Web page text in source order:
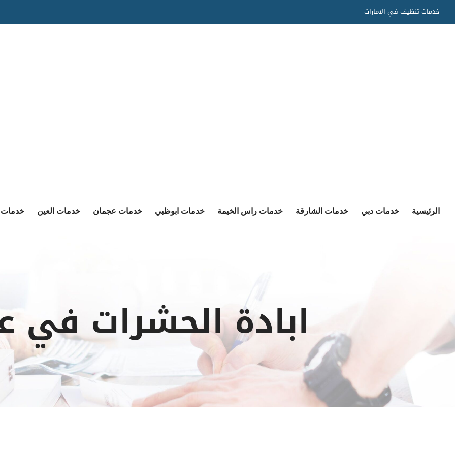
to
خدمات تنظيف في الامارات
الرئيسية خدمات دبي خدمات الشارقة خدمات راس الخيمة خدمات ابوظبي خدمات عجمان خدمات العين خدمات
ابادة الحشرات في